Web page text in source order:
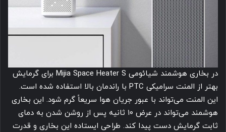
در بخاری هوشمند شیائومی Mijia Space Heater S برای گرمایش
بهتر از المنت سرامیکی PTC با راندمان بالا استفاده شده است.
این المنت می‌تواند با عبور جریان هوا سریعاً گرم شود. این بخاری
هوشمند می‌تواند در عرض ۱۰ ثانیه پس از روشن شدن به دمای
ثابت گرمایش دست پیدا کند. طراحی ایستاده این بخاری و قدرت